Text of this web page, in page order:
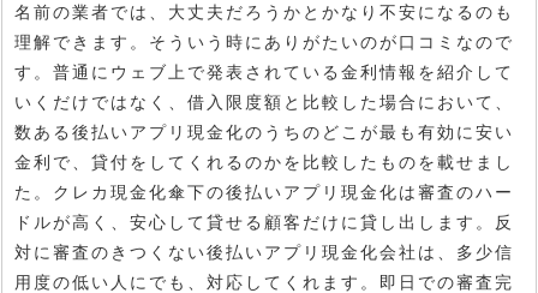
名前の業者では、大丈夫だろうかとかなり不安になるのも
理解できます。そういう時にありがたいのが口コミなので
す。普通にウェブ上で発表されている金利情報を紹介して
いくだけではなく、借入限度額と比較した場合において、
数ある後払いアプリ現金化のうちのどこが最も有効に安い
金利で、貸付をしてくれるのかを比較したものを載せまし
た。クレカ現金化傘下の後払いアプリ現金化は審査のハー
ドルが高く、安心して貸せる顧客だけに貸し出します。反
対に審査のきつくない後払いアプリ現金化会社は、多少信
用度の低い人にでも、対応してくれます。即日での審査完